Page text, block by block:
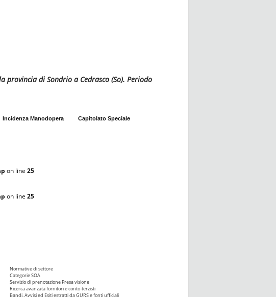
di Sondrio a Cedrasco (So). Periodo
Incidenza Manodopera
Capitolato Speciale
on line 25
on line 25
Normative di settore
Categorie SOA
Servizio di prenotazione Presa visione
Ricerca avanzata fornitori e conto-terzisti
Bandi, Avvisi ed Esiti estratti da GURS e fonti ufficiali